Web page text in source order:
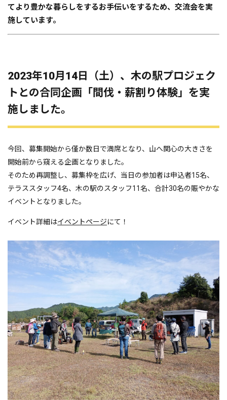
てより豊かな暮らしをするお手伝いをするため、交流会を実
施しています。
2023年10月14日（土）、木の駅プロジェク
トとの合同企画「間伐・薪割り体験」を実
施しました。
今回、募集開始から僅か数日で満席となり、山へ関心の大きさを
開始前から窺える企画となりました。
そのため再調整し、募集枠を広げ、当日の参加者は申込者15名、
テラススタッフ4名、木の駅のスタッフ11名、合計30名の賑やかな
イベントとなりました。
イベント詳細はイベントページにて！